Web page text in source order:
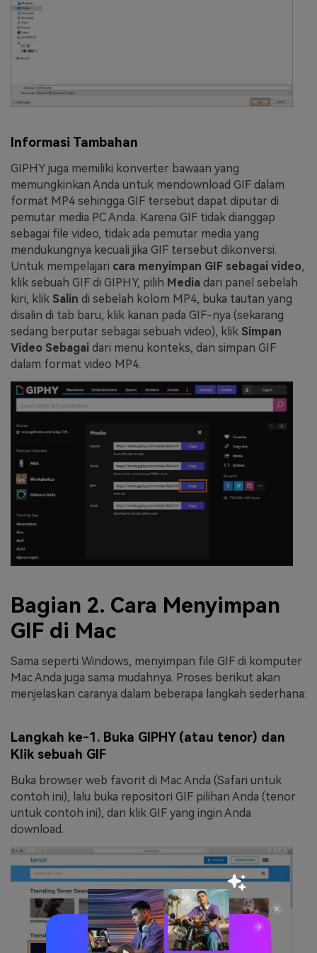
Informasi Tambahan
GIPHY juga memiliki konverter bawaan yang
memungkinkan Anda untuk mendownload GIF dalam
format MP4 sehingga GIF tersebut dapat diputar di
pemutar media PC Anda. Karena GIF tidak dianggap
sebagai file video, tidak ada pemutar media yang
mendukungnya kecuali jika GIF tersebut dikonversi.
Untuk mempelajari cara menyimpan GIF sebagai video,
klik sebuah GIF di GIPHY, pilih Media dari panel sebelah
kiri, klik Salin di sebelah kolom MP4, buka tautan yang
disalin di tab baru, klik kanan pada GIF-nya (sekarang
sedang berputar sebagai sebuah video), klik Simpan
Video Sebagai dari menu konteks, dan simpan GIF
dalam format video MP4.
Bagian 2. Cara Menyimpan
GIF di Mac
Sama seperti Windows, menyimpan file GIF di komputer
Mac Anda juga sama mudahnya. Proses berikut akan
menjelaskan caranya dalam beberapa langkah sederhana:
Langkah ke-1. Buka GIPHY (atau tenor) dan
Klik sebuah GIF
Buka browser web favorit di Mac Anda (Safari untuk
contoh ini), lalu buka repositori GIF pilihan Anda (tenor
untuk contoh ini), dan klik GIF yang ingin Anda
download.